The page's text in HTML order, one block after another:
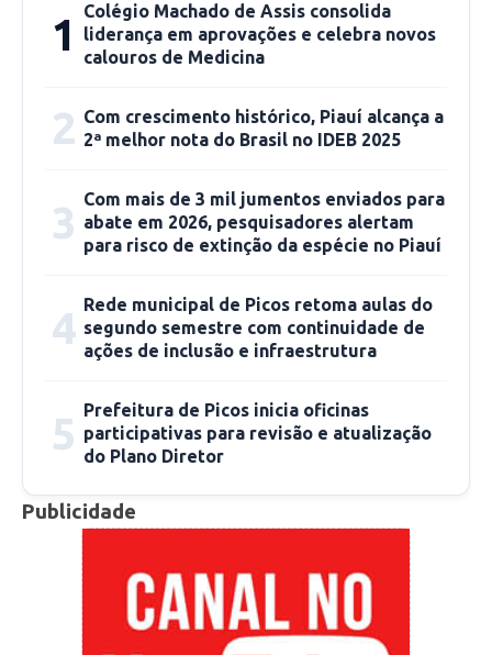
1
Colégio Machado de Assis consolida
liderança em aprovações e celebra novos
calouros de Medicina
2 Com crescimento histórico, Piauí alcança a
2ª melhor nota do Brasil no IDEB 2025
3 Com mais de 3 mil jumentos enviados para
abate em 2026, pesquisadores alertam
para risco de extinção da espécie no Piauí
4 Rede municipal de Picos retoma aulas do
segundo semestre com continuidade de
ações de inclusão e infraestrutura
5 Prefeitura de Picos inicia oficinas
participativas para revisão e atualização
do Plano Diretor
Publicidade